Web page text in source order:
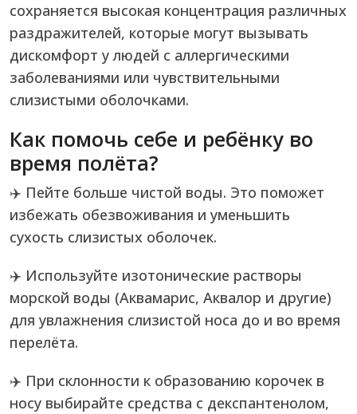
сохраняется высокая концентрация различных
раздражителей, которые могут вызывать
дискомфорт у людей с аллергическими
заболеваниями или чувствительными
слизистыми оболочками.
Как помочь себе и ребёнку во
время полёта?
✈️ Пейте больше чистой воды. Это поможет
избежать обезвоживания и уменьшить
сухость слизистых оболочек.
✈️ Используйте изотонические растворы
морской воды (Аквамарис, Аквалор и другие)
для увлажнения слизистой носа до и во время
перелёта.
✈️ При склонности к образованию корочек в
носу выбирайте средства с декспантенолом,